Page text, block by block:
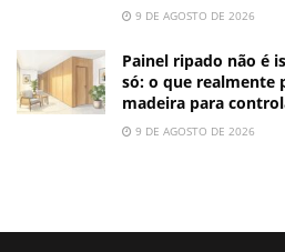
9 DE AGOSTO DE 2026
Painel ripado não é
só: o que realmente
madeira para
9 DE AGOSTO DE 2026